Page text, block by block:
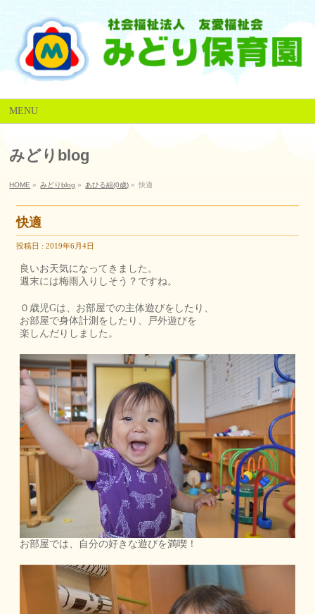
MENU
みどりblog
HOME » みどりblog » あひる組(0歳) » 快適
快適
投稿日 : 2019年6月4日
良いお天気になってきました。
週末には梅雨入りしそう？ですね。
０歳児Gは、お部屋での主体遊びをしたり、
お部屋で身体計測をしたり、戸外遊びを
楽しんだりしました。
お部屋では、自分の好きな遊びを満喫！